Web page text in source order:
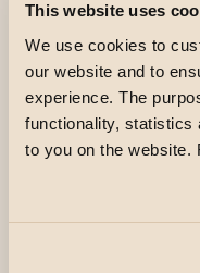
This website uses
We use cookies to
our website and to
experience. The
functionality, statistics
to you on the website.
hervorzuheben.
neigen, damit das
es benötigt wird. Er
und für eine
ausgestattet.